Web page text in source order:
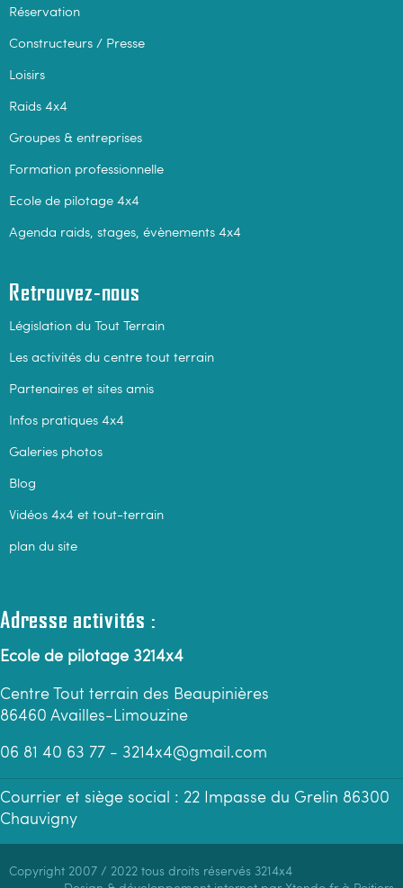
Réservation
Constructeurs / Presse
Loisirs
Raids 4x4
Groupes & entreprises
Formation professionnelle
Ecole de pilotage 4x4
Agenda raids, stages, évènements 4x4
Retrouvez-nous
Législation du Tout Terrain
Les activités du centre tout terrain
Partenaires et sites amis
Infos pratiques 4x4
Galeries photos
Blog
Vidéos 4x4 et tout-terrain
plan du site
Adresse activités :
Ecole de pilotage 3214x4
Centre Tout terrain des Beaupinières
86460 Availles-Limouzine
06 81 40 63 77 - 3214x4@gmail.com
Courrier et siège social : 22 Impasse du Grelin 86300
Chauvigny
Copyright 2007 / 2022 tous droits réservés 3214x4